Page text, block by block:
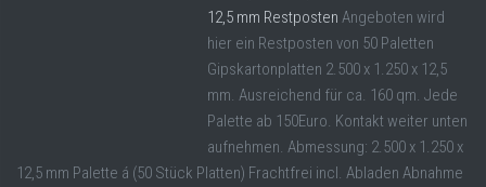
12,5 mm Restposten Angeboten wird
hier ein Restposten von 50 Paletten
Gipskartonplatten 2.500 x 1.250 x 12,5
mm. Ausreichend für ca. 160 qm. Jede
Palette ab 150Euro. Kontakt weiter unten
aufnehmen. Abmessung: 2.500 x 1.250 x
12,5 mm Palette á (50 Stück Platten) Frachtfrei incl. Abladen Abnahme